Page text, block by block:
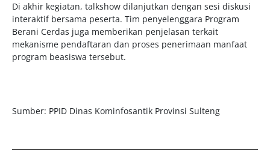
Di akhir kegiatan, talkshow dilanjutkan dengan sesi diskusi
interaktif bersama peserta. Tim penyelenggara Program
Berani Cerdas juga memberikan penjelasan terkait
mekanisme pendaftaran dan proses penerimaan manfaat
program beasiswa tersebut.
Sumber: PPID Dinas Kominfosantik Provinsi Sulteng